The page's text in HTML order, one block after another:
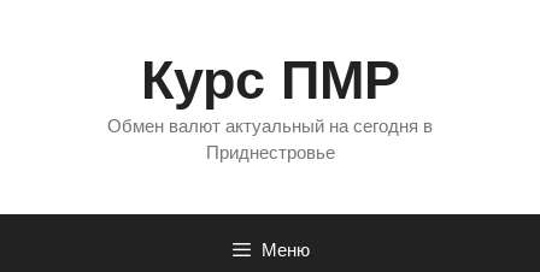
Курс ПМР
Обмен валют актуальный на сегодня в
Приднестровье
Меню